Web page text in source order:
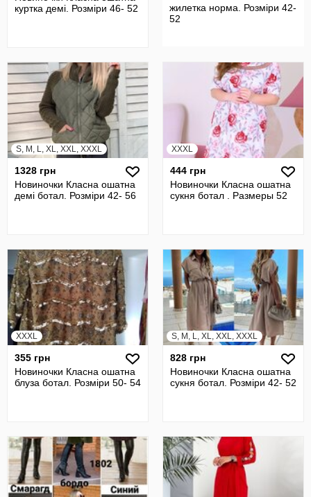
куртка демі. Розміри 46- 52
жилетка норма. Розміри 42-
52
S, M, L, XL, XXL, XXXL
1328 грн
Новиночки Класна ошатна
демі ботал. Розміри 42- 56
XXXL
444 грн
Новиночки Класна ошатна
сукня ботал . Размеры 52
XXXL
355 грн
Новиночки Класна ошатна
блуза ботал. Розміри 50- 54
S, M, L, XL, XXL, XXXL
828 грн
Новиночки Класна ошатна
сукня ботал. Розміри 42- 52